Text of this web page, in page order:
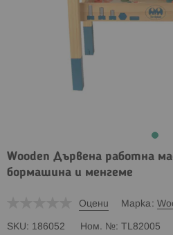
Wooden Дървена работна
бормашина и менгеме
Оцени Марка
SKU 186052 Ном. № TL82005